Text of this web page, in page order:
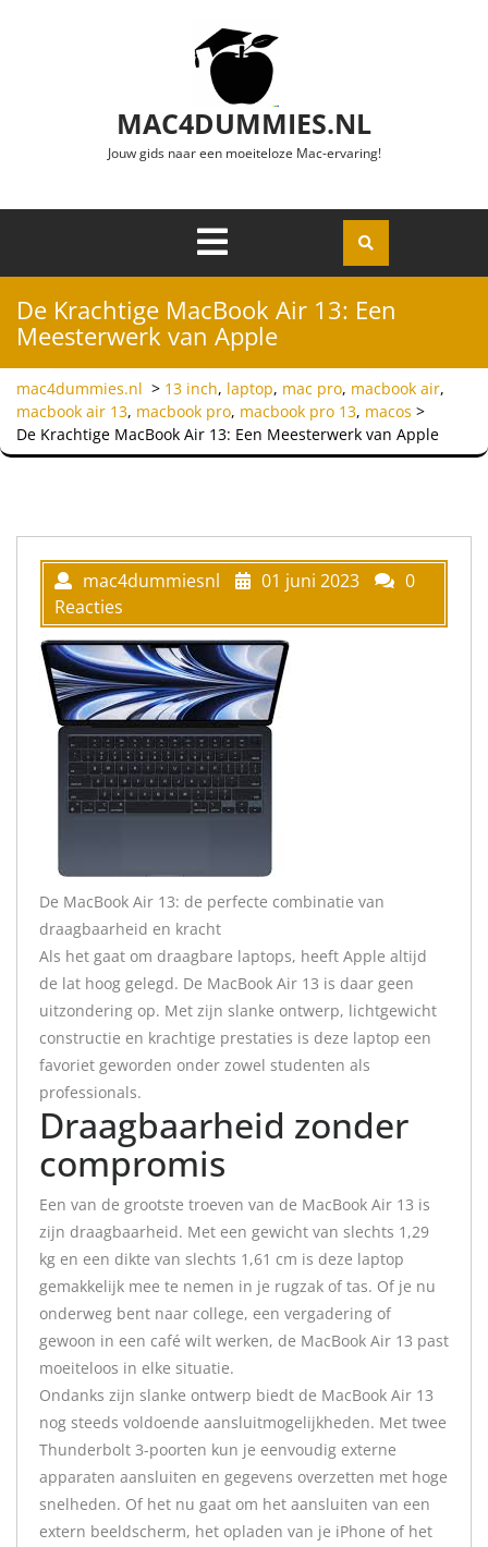
MAC4DUMMIES.NL
Jouw gids naar een moeiteloze Mac-ervaring!
Openen
De Krachtige MacBook Air 13: Een
Meesterwerk van Apple
mac4dummies.nl > 13 inch, laptop, mac pro, macbook air,
macbook air 13, macbook pro, macbook pro 13, macos >
De Krachtige MacBook Air 13: Een Meesterwerk van Apple
mac4dummiesnl 01 juni 2023
0
Reacties
De MacBook Air 13: de perfecte combinatie van
draagbaarheid en kracht
Als het gaat om draagbare laptops, heeft Apple altijd
de lat hoog gelegd. De MacBook Air 13 is daar geen
uitzondering op. Met zijn slanke ontwerp, lichtgewicht
constructie en krachtige prestaties is deze laptop een
favoriet geworden onder zowel studenten als
professionals.
Draagbaarheid zonder
compromis
Een van de grootste troeven van de MacBook Air 13 is
zijn draagbaarheid. Met een gewicht van slechts 1,29
kg en een dikte van slechts 1,61 cm is deze laptop
gemakkelijk mee te nemen in je rugzak of tas. Of je nu
onderweg bent naar college, een vergadering of
gewoon in een café wilt werken, de MacBook Air 13 past
moeiteloos in elke situatie.
Ondanks zijn slanke ontwerp biedt de MacBook Air 13
nog steeds voldoende aansluitmogelijkheden. Met twee
Thunderbolt 3-poorten kun je eenvoudig externe
apparaten aansluiten en gegevens overzetten met hoge
snelheden. Of het nu gaat om het aansluiten van een
extern beeldscherm, het opladen van je iPhone of het